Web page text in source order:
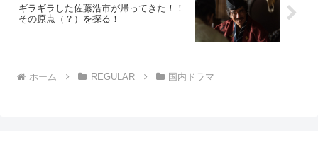
ギラギラした佐藤浩市が帰ってきた！！
その原点（？）を探る！
ホーム REGULAR 国内ドラマ